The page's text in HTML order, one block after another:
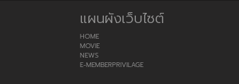
แผนผังเว็บไซต์
HOME
MOVIE
NEWS
E-MEMBERPRIVILAGE